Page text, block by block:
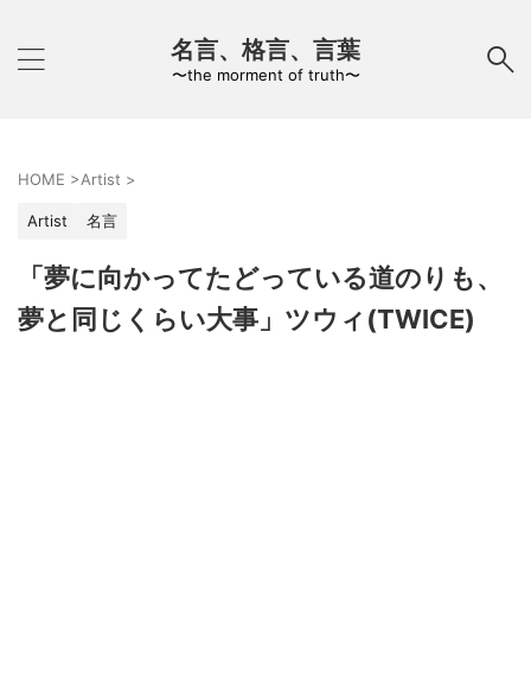
名言、格言、言葉
〜the morment of truth〜
HOME >Artist >
Artist 名言
「夢に向かってたどっている道のりも、
夢と同じくらい大事」ツウィ(TWICE)